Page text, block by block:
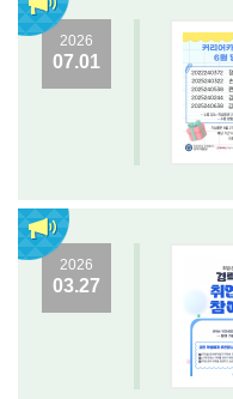
2026
07.01
2026
03.27